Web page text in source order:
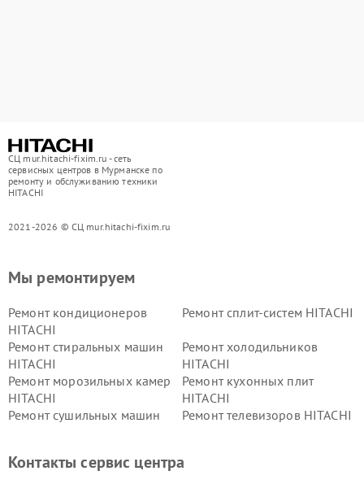
СЦ mur.hitachi-fixim.ru - сеть
сервисных центров в Мурманске по
ремонту и обслуживанию техники
HITACHI
2021-2026 © СЦ mur.hitachi-fixim.ru
Мы ремонтируем
Ремонт кондиционеров
HITACHI
Ремонт сплит-систем HITACHI
Ремонт стиральных машин
HITACHI
Ремонт холодильников
HITACHI
Ремонт морозильных камер
HITACHI
Ремонт кухонных плит
HITACHI
Ремонт сушильных машин
Ремонт телевизоров HITACHI
данных HITACHI
HITACHI
Контакты сервис центра